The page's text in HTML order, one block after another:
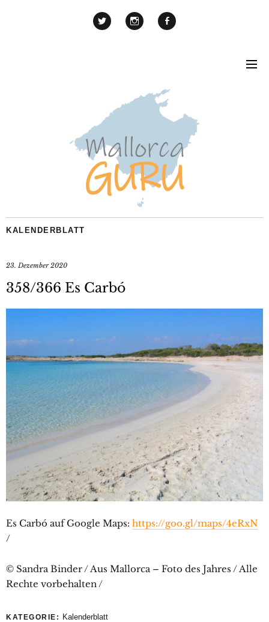
KALENDERBLATT
23. Dezember 2020
358/366 Es Carbó
Es Carbó auf Google Maps: https://goo.gl/maps/4eRxN
/
© Sandra Binder / Aus Mallorca – Foto des Jahres / Alle
Rechte vorbehalten /
KATEGORIE: Kalenderblatt